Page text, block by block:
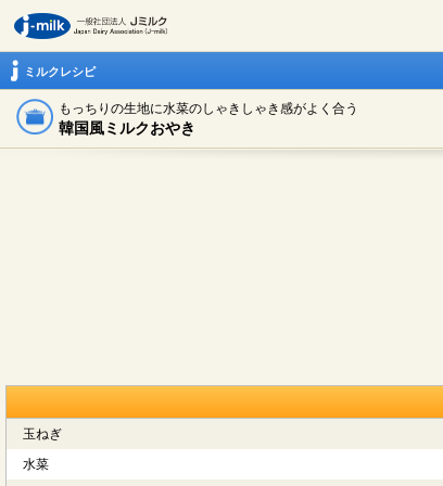
ミルクレシピ
もっちりの生地に水菜のしゃきしゃき感がよく合う
韓国風ミルクおやき
玉ねぎ
水菜